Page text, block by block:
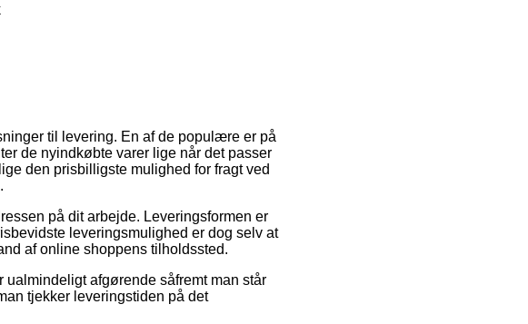
til levering. En af de populære er på
de nyindkøbte varer lige når det passer
den prisbilligste mulighed for fragt ved
på dit arbejde. Leveringsformen er
leveringsmulighed er dog selv at
af online shoppens tilholdssted.
afgørende såfremt man står
tjekker leveringstiden på det